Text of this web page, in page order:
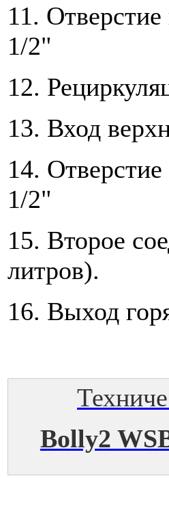
11.
1/2"
12.
13. Вход
14.
1/2"
15. Второе
литров).
16. Выход
Bolly2